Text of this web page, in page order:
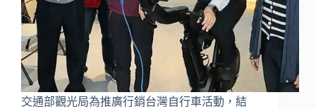
交通部觀光局為推廣行銷台灣自行車活動，結